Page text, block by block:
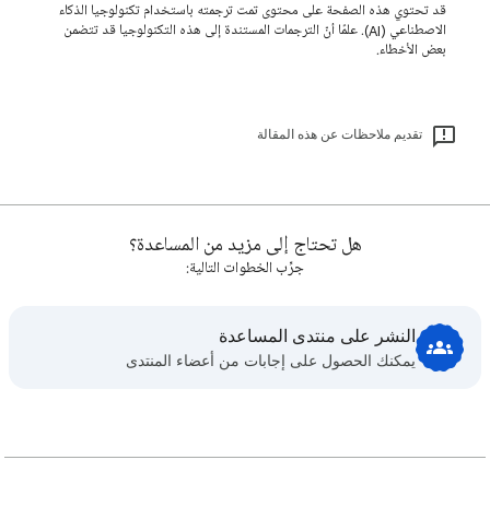
قد تحتوي هذه الصفحة على محتوى تمت ترجمته باستخدام تكنولوجيا الذكاء
الاصطناعي (AI). علمًا أنّ الترجمات المستندة إلى هذه التكنولوجيا قد تتضمن
بعض الأخطاء.
تقديم ملاحظات عن هذه المقالة
هل تحتاج إلى مزيد من المساعدة؟
جرِّب الخطوات التالية:
النشر على منتدى المساعدة
يمكنك الحصول على إجابات من أعضاء المنتدى